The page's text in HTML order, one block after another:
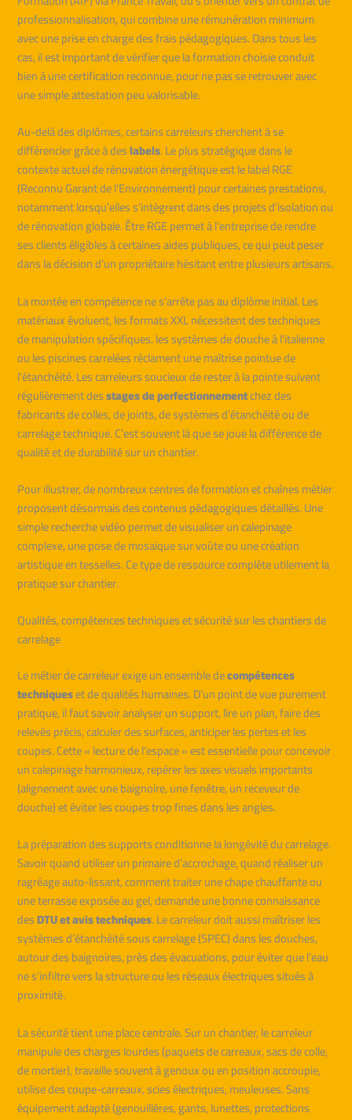
professionnalisation, qui combine une rémunération minimum
avec une prise en charge des frais pédagogiques. Dans tous les
cas, il est important de vérifier que la formation choisie conduit
bien à une certification reconnue, pour ne pas se retrouver avec
une simple attestation peu valorisable.
Au-delà des diplômes, certains carreleurs cherchent à se
différencier grâce à deslabels. Le plus stratégique dans le
contexte actuel de rénovation énergétique est le label RGE
(Reconnu Garant de l’Environnement) pour certaines prestations,
notamment lorsqu’elles s’intègrent dans des projets d’isolation ou
de rénovation globale. Être RGE permet à l’entreprise de rendre
ses clients éligibles à certaines aides publiques, ce qui peut peser
dans la décision d’un propriétaire hésitant entre plusieurs artisans.
La montée en compétence ne s’arrête pas au diplôme initial. Les
matériaux évoluent, les formats XXL nécessitent des techniques
de manipulation spécifiques, les systèmes de douche à l’italienne
ou les piscines carrelées réclament une maîtrise pointue de
l’étanchéité. Les carreleurs soucieux de rester à la pointe suivent
régulièrement desstages de perfectionnementchez des
fabricants de colles, de joints, de systèmes d’étanchéité ou de
carrelage technique. C’est souvent là que se joue la différence de
qualité et de durabilité sur un chantier.
Pour illustrer, de nombreux centres de formation et chaînes métier
proposent désormais des contenus pédagogiques détaillés. Une
simple recherche vidéo permet de visualiser un calepinage
complexe, une pose de mosaïque sur voûte ou une création
artistique en tesselles. Ce type de ressource complète utilement la
pratique sur chantier.
Qualités, compétences techniques et sécurité sur les chantiers de
carrelage
Le métier de carreleur exige un ensemble decompétences
techniqueset de qualités humaines. D’un point de vue purement
pratique, il faut savoir analyser un support, lire un plan, faire des
relevés précis, calculer des surfaces, anticiper les pertes et les
coupes. Cette « lecture de l’espace » est essentielle pour concevoir
un calepinage harmonieux, repérer les axes visuels importants
(alignement avec une baignoire, une fenêtre, un receveur de
douche) et éviter les coupes trop fines dans les angles.
La préparation des supports conditionne la longévité du carrelage.
Savoir quand utiliser un primaire d’accrochage, quand réaliser un
ragréage auto-lissant, comment traiter une chape chauffante ou
une terrasse exposée au gel, demande une bonne connaissance
desDTU et avis techniques. Le carreleur doit aussi maîtriser les
systèmes d’étanchéité sous carrelage (SPEC) dans les douches,
autour des baignoires, près des évacuations, pour éviter que l’eau
ne s’infiltre vers la structure ou les réseaux électriques situés à
proximité.
La sécurité tient une place centrale. Sur un chantier, le carreleur
manipule des charges lourdes (paquets de carreaux, sacs de colle,
de mortier), travaille souvent à genoux ou en position accroupie,
utilise des coupe-carreaux, scies électriques, meuleuses. Sans
équipement adapté (genouillères, gants, lunettes, protections